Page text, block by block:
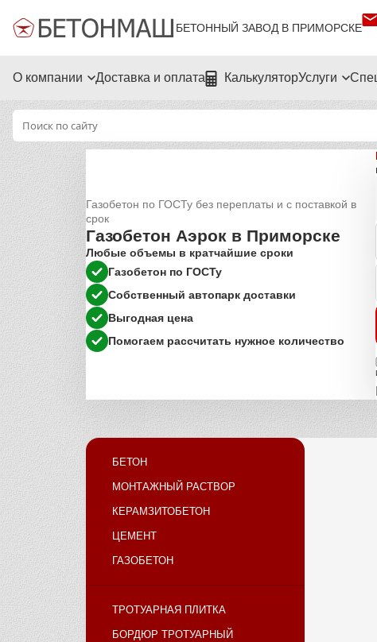
БЕТОННЫЙ ЗАВОД В ПРИМОРСКЕ
О компании Доставка и оплата КалькуляторУслуги
Газобетон по ГОСТу без переплаты и с поставкой в
срок
Газобетон Аэрок в Приморске
Любые объемы в кратчайшие сроки
Газобетон по ГОСТу
Собственный автопарк доставки
Выгодная цена
Помогаем рассчитать нужное количество
БЕТОН
МОНТАЖНЫЙ РАСТВОР
КЕРАМЗИТОБЕТОН
ЦЕМЕНТ
ГАЗОБЕТОН
ТРОТУАРНАЯ ПЛИТКА
БОРДЮР ТРОТУАРНЫЙ